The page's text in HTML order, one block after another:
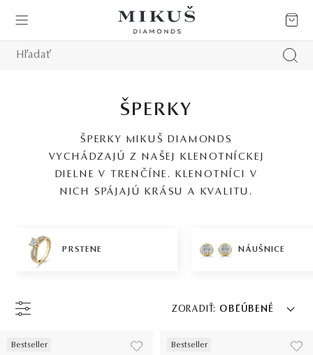
ŠPERKY
ŠPERKY MIKUŠ DIAMONDS
VYCHÁDZAJÚ Z NAŠEJ KLENOTNÍCKEJ
DIELNE V TRENČÍNE. KLENOTNÍCI V
NICH SPÁJAJÚ KRÁSU A KVALITU.
PRSTENE NÁUŠNICE
ZORADIŤ: OBĽÚBENÉ
Bestseller Bestseller